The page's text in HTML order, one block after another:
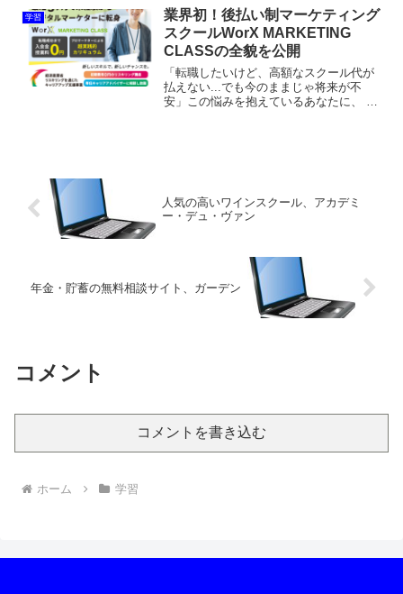
忍者コード(忍者CODE)が特に優れている
特徴を3つ紹介...
学習
業界初！後払い制マーケティング
スクールWorX MARKETING
CLASSの全貌を公開
「転職したいけど、高額なスクール代が
払えない...でも今のままじゃ将来が不
安」この悩みを抱えているあなたに、 革
人気の高いワインスクール、アカデミ
ー・デュ・ヴァン
年金・貯蓄の無料相談サイト、ガーデン
コメント
コメントを書き込む
ホーム 学習